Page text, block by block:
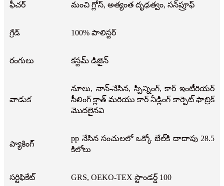
ఫీచర్ మంచి గ్లోస్, అత్యంత దృఢత్వం, సన్‌ప్రూఫ్
గ్రేడ్ 100% పాలిస్టర్
రంగులు కస్టమ్ డిజైన్
వాడుక
నూలు, నాన్-నేసిన, స్పిన్నింగ్, కార్ ఇంటీరియర్
సీలింగ్ క్లాత్ మరియు కార్ నీడ్లింగ్ కార్పెట్ ఫాబ్రిక్
మొదలైనవి
ప్యాకింగ్
pp నేసిన సంచులలో ఒక్కో బేల్‌కి దాదాపు 28.5
కిలోలు
సర్టిఫికేట్ GRS, OEKO-TEX స్టాండర్డ్ 100